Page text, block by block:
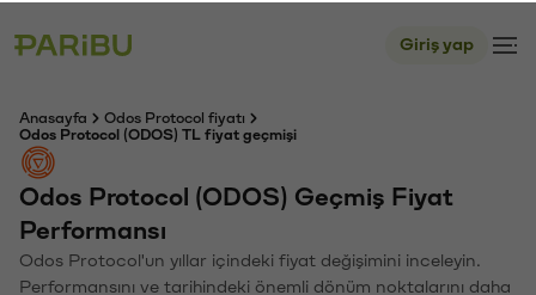
Giriş yap
Anasayfa
Odos Protocol fiyatı
Odos Protocol (ODOS) TL fiyat geçmişi
Odos Protocol (ODOS) Geçmiş Fiyat
Performansı
Odos Protocol'un yıllar içindeki fiyat değişimini inceleyin.
Performansını ve tarihindeki önemli dönüm noktalarını daha